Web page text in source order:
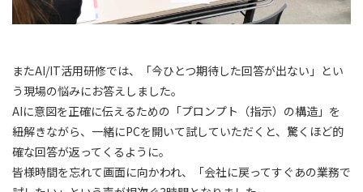
またAI/IT活用研修では、「今ひとつ期待した回答が出ない」とい
う現場の悩みにお答えしました。
AIに意図を正確に伝えるための「プロンプト（指示）の構造」を
紐解きながら、一緒にPCを開いて試していただくと、驚くほど的
確な回答が返ってくるように。
皆様時間を忘れて画面に向かわれ、「会社に戻ってすぐあの業務で